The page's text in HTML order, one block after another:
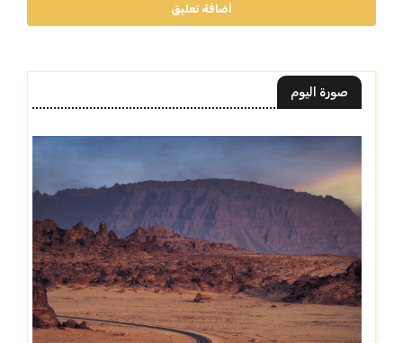
أضافة تعليق
صورة اليوم